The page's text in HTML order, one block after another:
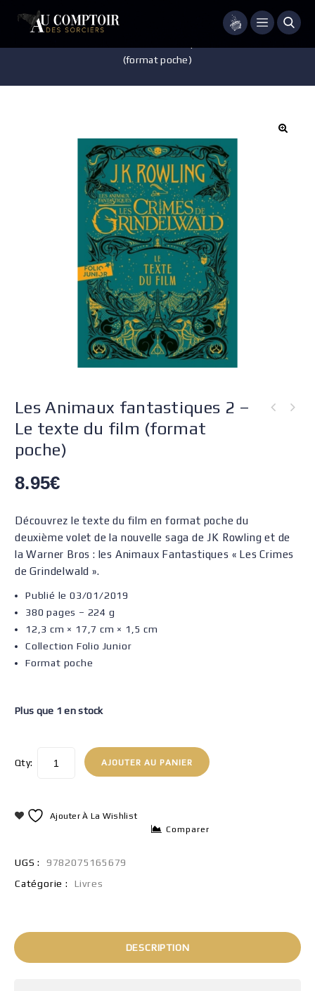
Menu
(format poche)
Les Animaux fantastiques 2 –
Le texte du film (format
poche)
8.95€
Découvrez le texte du film en format poche du
deuxième volet de la nouvelle saga de JK Rowling et de
la Warner Bros : les Animaux Fantastiques « Les Crimes
de Grindelwald ».
Publié le 03/01/2019
380 pages – 224 g
12,3 cm × 17,7 cm × 1,5 cm
Collection Folio Junior
Format poche
Plus que 1 en stock
Qty: AJOUTER AU PANIER
Ajouter À La Wishlist
Comparer
UGS :
9782075165679
Catégorie :
Livres
DESCRIPTION